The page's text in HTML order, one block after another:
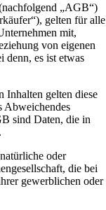
„AGB“)
gelten für alle
mit,
von eigenen
denn, es ist etwas
Inhalten gelten diese
Abweichendes
sind Daten, die in
oder
die bei
gewerblichen oder